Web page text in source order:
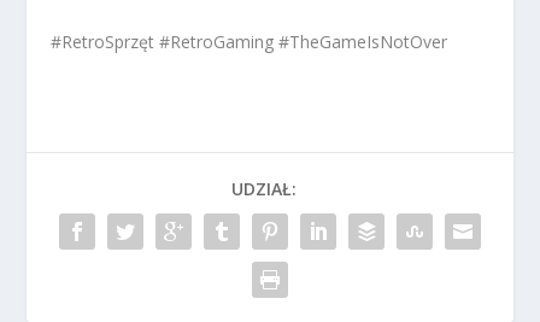
#RetroSprzęt #RetroGaming #TheGameIsNotOver
UDZIAŁ: